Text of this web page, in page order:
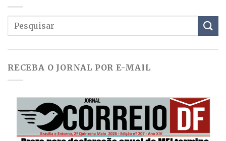
RECEBA O JORNAL POR E-MAIL